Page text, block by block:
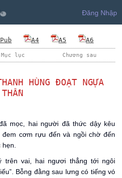
Đăng Nhập
A4 A5 A6
Mục lục Chương sau
HÙNG ĐOẠT NGỰA
THẦN
mọc, hai người đã thức dậy kêu
đem cơm rựu đến và ngồi chờ đến
trên vai, hai ngươi thẳng tới ngôi
Bỗng đằng sau lưng có tiếng vó